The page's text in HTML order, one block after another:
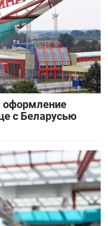
оформление
с Беларусью